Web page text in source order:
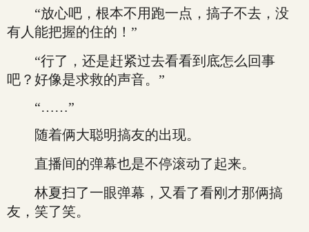
“放心吧，根本不用跑一点，搞子不去，没
有人能把握的住的！”
“行了，还是赶紧过去看看到底怎么回事
吧？好像是求救的声音。”
“……”
随着俩大聪明搞友的出现。
直播间的弹幕也是不停滚动了起来。
林夏扫了一眼弹幕，又看了看刚才那俩搞
友，笑了笑。